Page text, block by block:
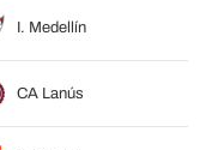
I. Medellín
CA Lanús